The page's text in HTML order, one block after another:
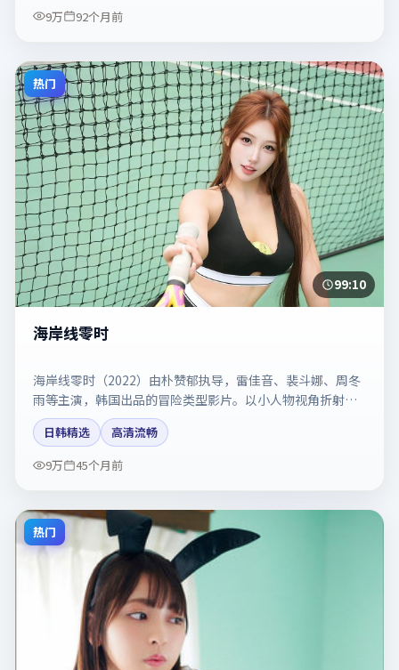
9万
92个月前
热门
99:10
海岸线零时
海岸线零时（2022）由朴赞郁执导，雷佳音、裴斗娜、周冬
雨等主演，韩国出品的冒险类型影片。以小人物视角折射时
代切片。剧情简介与主创信息可供检索参考，上映日期以片
方资料为准。
日韩精选
高清流畅
9万
45个月前
热门